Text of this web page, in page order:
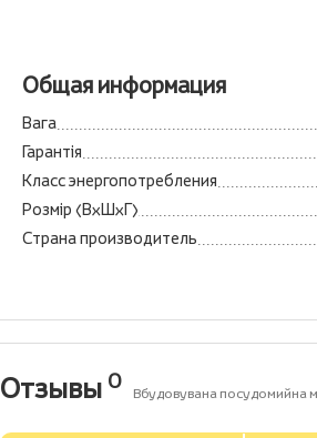
Общая информация
Вага
Гарантія
Класс энергопотребления
Розмір (ВхШхГ)
Страна производитель
Отзывы 0 Вбудовувана посудомийна